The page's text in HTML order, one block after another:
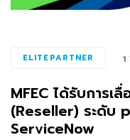
ELITEPARTNER
MFEC ได้รับการเ
(Reseller) ระดับ
ServiceNow